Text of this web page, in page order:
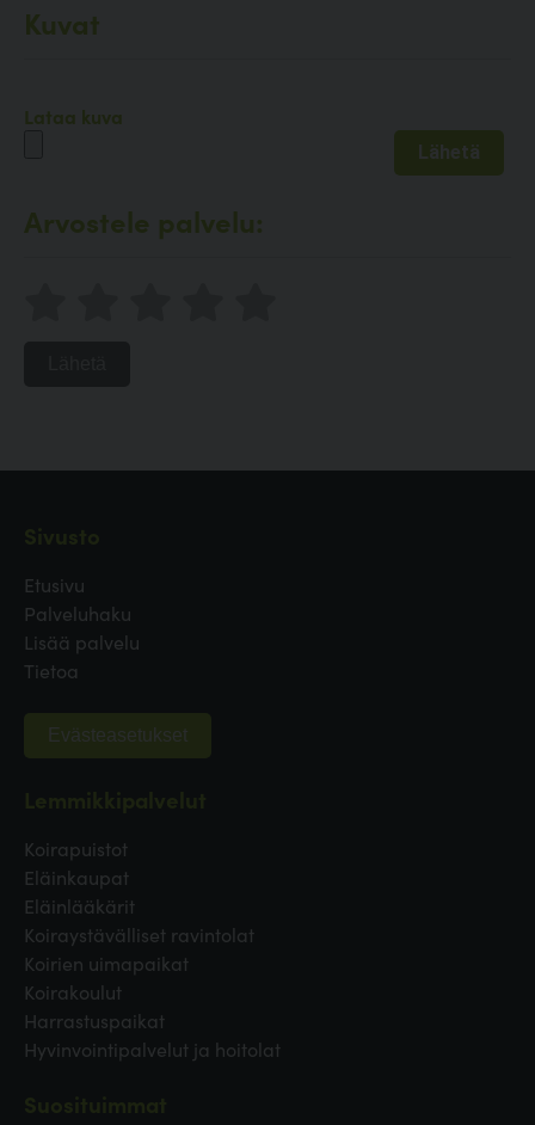
Kuvat
Lataa kuva
Arvostele palvelu:
Etusivu
Palveluhaku
Lisää palvelu
Tietoa
Evästeasetukset
Koirapuistot
Eläinkaupat
Eläinlääkärit
Koiraystävälliset ravintolat
Koirien uimapaikat
Koirakoulut
Harrastuspaikat
Hyvinvointipalvelut ja hoitolat